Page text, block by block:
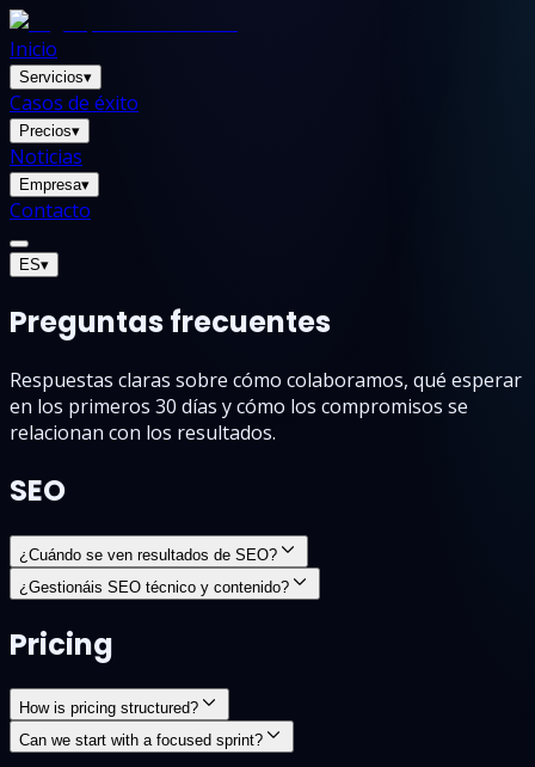
Inicio
Servicios▾
Casos de éxito
Precios▾
Noticias
Empresa▾
Contacto
ES▾
Preguntas frecuentes
Respuestas claras sobre cómo colaboramos, qué esperar
en los primeros 30 días y cómo los compromisos se
relacionan con los resultados.
SEO
¿Cuándo se ven resultados de SEO?
¿Gestionáis SEO técnico y contenido?
Pricing
How is pricing structured?
Can we start with a focused sprint?